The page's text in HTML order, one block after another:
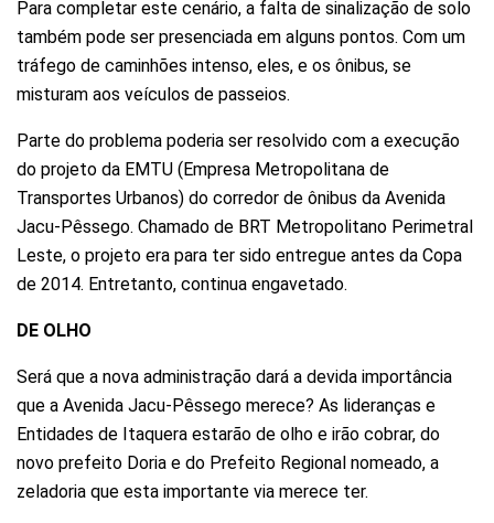
Para completar este cenário, a falta de sinalização de solo
também pode ser presenciada em alguns pontos. Com um
tráfego de caminhões intenso, eles, e os ônibus, se
misturam aos veículos de passeios.
Parte do problema poderia ser resolvido com a execução
do projeto da EMTU (Empresa Metropolitana de
Transportes Urbanos) do corredor de ônibus da Avenida
Jacu-Pêssego. Chamado de BRT Metropolitano Perimetral
Leste, o projeto era para ter sido entregue antes da Copa
de 2014. Entretanto, continua engavetado.
DE OLHO
Será que a nova administração dará a devida importância
que a Avenida Jacu-Pêssego merece? As lideranças e
Entidades de Itaquera estarão de olho e irão cobrar, do
novo prefeito Doria e do Prefeito Regional nomeado, a
zeladoria que esta importante via merece ter.